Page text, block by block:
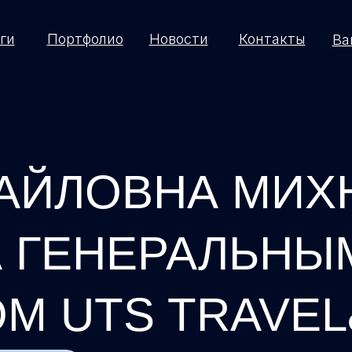
Контакты
Портфолио Новости Контакты
Портфолио Новости